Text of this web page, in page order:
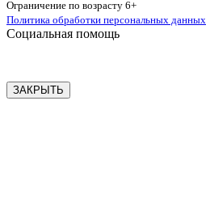
Ограничение по возрасту 6+
Политика обработки персональных данных
Социальная помощь
ЗАКРЫТЬ